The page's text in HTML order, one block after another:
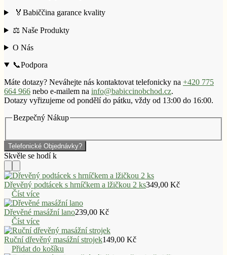
🏅Babiččina garance kvality
⚖️ Naše Produkty
O Nás
📞Podpora
Máte dotazy? Neváhejte nás kontaktovat telefonicky na +420 775
664 966 nebo e-mailem na info@babiccinobchod.cz.
Dotazy vyřizujeme od pondělí do pátku, vždy od 13:00 do 16:00.
Bezpečný Nákup
Telefonické Objednávky?
Dřevěný podtácek s hrníčkem a lžičkou 2 ks349,00 Kč
Číst více
Dřevěné masážní lano239,00 Kč
Číst více
Ruční dřevěný masážní strojek149,00 Kč
Přidat do košíku